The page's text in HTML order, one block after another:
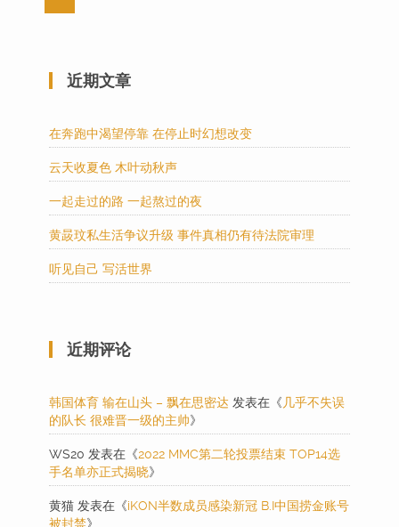
近期文章
在奔跑中渴望停靠 在停止时幻想改变
云天收夏色 木叶动秋声
一起走过的路 一起熬过的夜
黄晸玟私生活争议升级 事件真相仍有待法院审理
听见自己 写活世界
近期评论
韩国体育 输在山头 – 飘在思密达 发表在《 几乎不失误
的队长 很难晋一级的主帅》
WS20 发表在《2022 MMC第二轮投票结束 TOP14选
手名单亦正式揭晓》
黄猫 发表在《iKON半数成员感染新冠 B.I中国捞金账号
被封禁》